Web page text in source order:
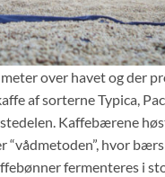
over havet og der
af sorterne Typica,
Kaffebærene
“vådmetoden”, hvor
fermenteres i